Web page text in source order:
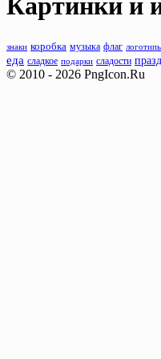
Картинки и
знаки коробка музыка флаг
еда сладкое подарки сладости
© 2010 - 2026 PngIcon.Ru